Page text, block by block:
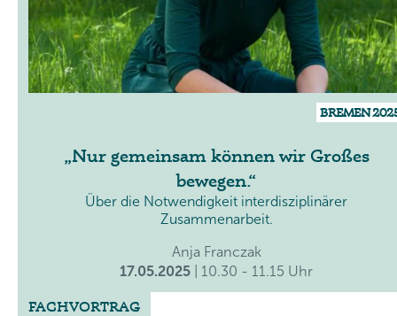
BREMEN
Nur gemeinsam können wir Großes
bewegen.
Über die Notwendigkeit interdisziplinärer
Zusammenarbeit.
Anja Franczak
17.05.2025
| 10.30 - 11.15 Uhr
FACHVORTRAG